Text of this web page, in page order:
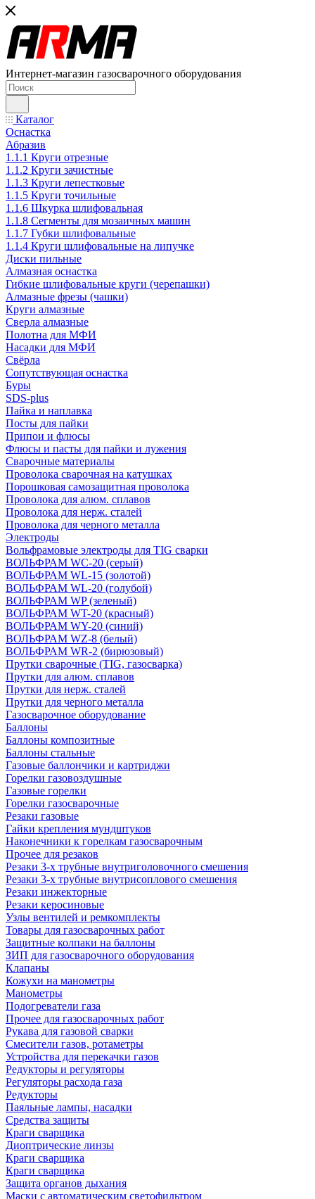
Интернет-магазин газосварочного оборудования
Каталог
Оснастка
Абразив
1.1.1 Круги отрезные
1.1.2 Круги зачистные
1.1.3 Круги лепестковые
1.1.5 Круги точильные
1.1.6 Шкурка шлифовальная
1.1.8 Сегменты для мозаичных машин
1.1.7 Губки шлифовальные
1.1.4 Круги шлифовальные на липучке
Диски пильные
Алмазная оснастка
Гибкие шлифовальные круги (черепашки)
Алмазные фрезы (чашки)
Круги алмазные
Сверла алмазные
Полотна для МФИ
Насадки для МФИ
Свёрла
Сопутствующая оснастка
Буры
SDS-plus
Пайка и наплавка
Посты для пайки
Припои и флюсы
Флюсы и пасты для пайки и лужения
Сварочные материалы
Проволока сварочная на катушках
Порошковая самозащитная проволока
Проволока для алюм. сплавов
Проволока для нерж. сталей
Проволока для черного металла
Электроды
Вольфрамовые электроды для TIG сварки
ВОЛЬФРАМ WC-20 (серый)
ВОЛЬФРАМ WL-15 (золотой)
ВОЛЬФРАМ WL-20 (голубой)
ВОЛЬФРАМ WP (зеленый)
ВОЛЬФРАМ WT-20 (красный)
ВОЛЬФРАМ WY-20 (синий)
ВОЛЬФРАМ WZ-8 (белый)
ВОЛЬФРАМ WR-2 (бирюзовый)
Прутки сварочные (TIG, газосварка)
Прутки для алюм. сплавов
Прутки для нерж. сталей
Прутки для черного металла
Газосварочное оборудование
Баллоны
Баллоны композитные
Баллоны стальные
Газовые баллончики и картриджи
Горелки газовоздушные
Газовые горелки
Горелки газосварочные
Резаки газовые
Гайки крепления мундштуков
Наконечники к горелкам газосварочным
Прочее для резаков
Резаки 3-х трубные внутриголовочного смешения
Резаки 3-х трубные внутрисоплового смешения
Резаки инжекторные
Резаки керосиновые
Узлы вентилей и ремкомплекты
Товары для газосварочных работ
Защитные колпаки на баллоны
ЗИП для газосварочного оборудования
Клапаны
Кожухи на манометры
Манометры
Подогреватели газа
Прочее для газосварочных работ
Рукава для газовой сварки
Смесители газов, ротаметры
Устройства для перекачки газов
Редукторы и регуляторы
Регуляторы расхода газа
Редукторы
Паяльные лампы, насадки
Средства защиты
Краги сварщика
Диоптрические линзы
Краги сварщика
Краги сварщика
Защита органов дыхания
Маски с автоматическим светофильтром